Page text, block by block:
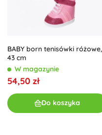
BABY born tenisówki różowe,
43 cm
W magazynie
54,50 zł
Do koszyka